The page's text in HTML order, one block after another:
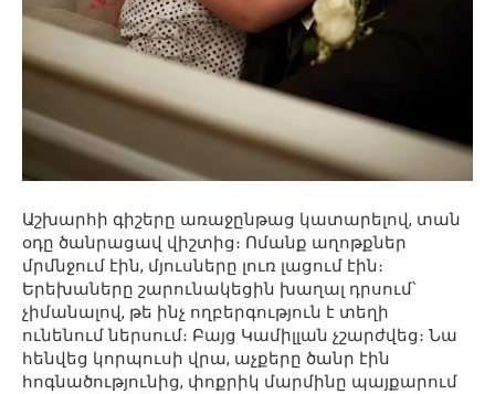
Աշխարհի գիշերը առաջընթաց կատարելով, տան
օդը ծանրացավ վիշտից։ Ոմանք աղոթքներ
մրմնջում էին, մյուսները լուռ լացում էին։
Երեխաները շարունակեցին խաղալ դրսում՝
չիմանալով, թե ինչ ողբերգություն է տեղի
ունենում ներսում։ Բայց Կամիլլան չշարժվեց։ Նա
հենվեց կորպուսի վրա, աչքերը ծանր էին
հոգնածությունից, փոքրիկ մարմինը պայքարում